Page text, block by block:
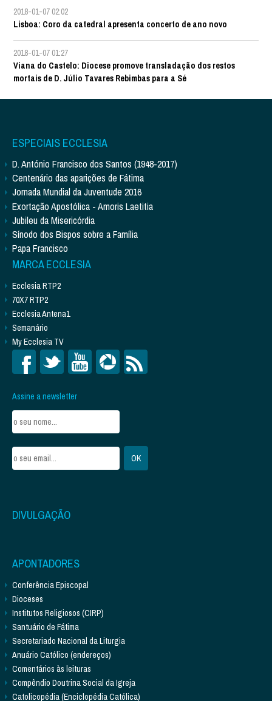
2018-01-07 02:02
Lisboa: Coro da catedral apresenta concerto de ano novo
2018-01-07 01:27
Viana do Castelo: Diocese promove transladação dos restos
mortais de D. Júlio Tavares Rebimbas para a Sé
ESPECIAIS ECCLESIA
D. António Francisco dos Santos (1948-2017)
Centenário das aparições de Fátima
Jornada Mundial da Juventude 2016
Exortação Apostólica - Amoris Laetitia
Jubileu da Misericórdia
Sínodo dos Bispos sobre a Família
Papa Francisco
MARCA ECCLESIA
Ecclesia RTP2
70X7 RTP2
Ecclesia Antena1
Semanário
My Ecclesia TV
Assine a newsletter
DIVULGAÇÃO
APONTADORES
Conferência Episcopal
Dioceses
Institutos Religiosos (CIRP)
Santuário de Fátima
Secretariado Nacional da Liturgia
Anuário Católico (endereços)
Comentários às leituras
Compêndio Doutrina Social da Igreja
Catolicopédia (Enciclopédia Católica)